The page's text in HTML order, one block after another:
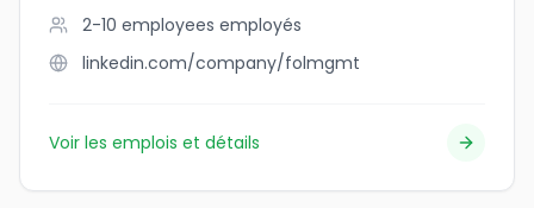
2-10 employees employés
linkedin.com/company/folmgmt
Voir les emplois et détails